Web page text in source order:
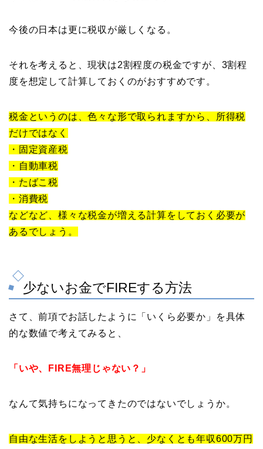
今後の日本は更に税収が厳しくなる。
それを考えると、現状は2割程度の税金ですが、3割程
度を想定して計算しておくのがおすすめです。
税金というのは、色々な形で取られますから、所得税
だけではなく
・固定資産税
・自動車税
・たばこ税
・消費税
などなど、様々な税金が増える計算をしておく必要が
あるでしょう。
少ないお金でFIREする方法
さて、前項でお話したように「いくら必要か」を具体
的な数値で考えてみると、
「いや、FIRE無理じゃない？」
なんて気持ちになってきたのではないでしょうか。
自由な生活をしようと思うと、少なくとも年収600万円